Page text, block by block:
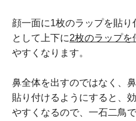
顔一面に1枚のラップを貼
として上下に2枚のラップを
やすくなります。
鼻全体を出すのではなく、
貼り付けるようにすると、
やすくなるので、一石二鳥